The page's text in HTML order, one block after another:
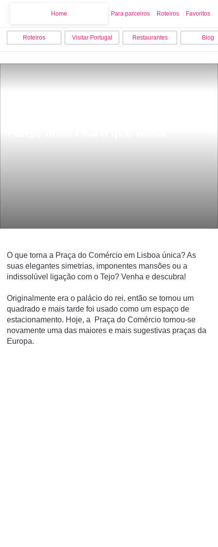
Home Para parceiros Roteiros Favoritos
Roteiros Visitar Portugal Restaurantes Blog
O que torna a Praça do Comércio em Lisboa única? As
suas elegantes simetrias, imponentes mansões ou a
indissolúvel ligação com o Tejo? Venha e descubra!
Originalmente era o palácio do rei, então se tornou um
quadrado e mais tarde foi usado como um espaço de
estacionamento. Hoje, a Praça do Comércio tornou-se
novamente uma das maiores e mais sugestivas praças da
Europa.